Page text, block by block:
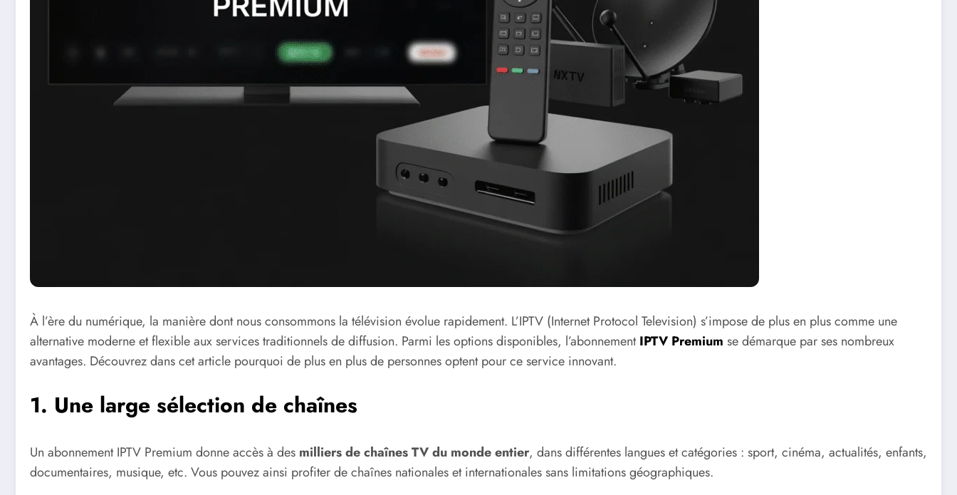
À l’ère du numérique, la manière dont nous consommons la télévision évolue rapidement. L’IPTV (Internet Protocol Television) s’impose de plus en plus comme une
alternative moderne et flexible aux services traditionnels de diffusion. Parmi les options disponibles, l’abonnement IPTV Premium se démarque par ses nombreux
avantages. Découvrez dans cet article pourquoi de plus en plus de personnes optent pour ce service innovant.
1. Une large sélection de chaînes
Un abonnement IPTV Premium donne accès à des milliers de chaînes TV du monde entier, dans différentes langues et catégories : sport, cinéma, actualités, enfants,
documentaires, musique, etc. Vous pouvez ainsi profiter de chaînes nationales et internationales sans limitations géographiques.